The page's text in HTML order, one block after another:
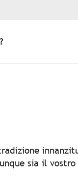
sia il vostro